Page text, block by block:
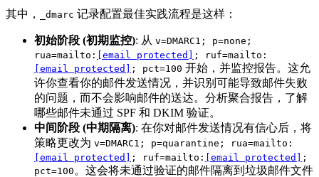
其中， _dmarc 记录配置最佳实践流程是这样：
初始阶段 (初期监控): 从 v=DMARC1; p=none;
rua=mailto:
[email protected]
; ruf=mailto:
[email protected]
; pct=100 开始，并监控报告。这允
许你查看你的邮件发送情况，并识别可能导致邮件失败
的问题，而不会影响邮件的送达。分析聚合报告，了解
哪些邮件未通过 SPF 和 DKIM 验证。
中间阶段 (中期隔离): 在你对邮件发送情况有信心后，将
策略更改为 v=DMARC1; p=quarantine; rua=mailto:
[email protected]
; ruf=mailto: [email protected]
;
pct=100 。这会将未通过验证的邮件隔离到垃圾邮件文件